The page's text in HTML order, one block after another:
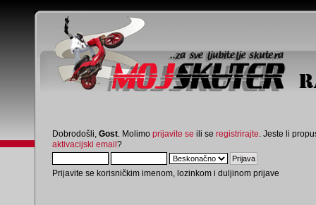
Dobrodošli, Gost . Molimo prijavite se ili se registrirajte . Jeste li
aktivacijski email?
Prijavite se korisničkim imenom, lozinkom i duljinom prijave